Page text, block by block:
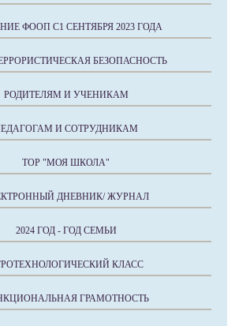
ФООП С1 СЕНТЯБРЯ 2023 ГОДА
БЕЗОПАСНОСТЬ
РОДИТЕЛЯМ И УЧЕНИКАМ
И СОТРУДНИКАМ
ТОР "МОЯ ШКОЛА"
ДНЕВНИК/ ЖУРНАЛ
2024 ГОД - ГОД СЕМЬИ
КЛАСС
ГРАМОТНОСТЬ